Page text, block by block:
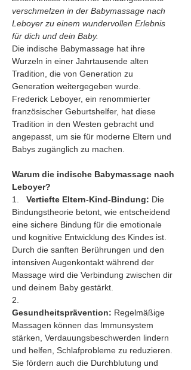
verschmelzen in der Babymassage nach
Leboyer zu einem wundervollen Erlebnis
für dich und dein Baby.
Die indische Babymassage hat ihre
Wurzeln in einer Jahrtausende alten
Tradition, die von Generation zu
Generation weitergegeben wurde.
Frederick Leboyer, ein renommierter
französischer Geburtshelfer, hat diese
Tradition in den Westen gebracht und
angepasst, um sie für moderne Eltern und
Babys zugänglich zu machen.
Warum die indische Babymassage nach
Leboyer?
1. Vertiefte Eltern-Kind-Bindung: Die
Bindungstheorie betont, wie entscheidend
eine sichere Bindung für die emotionale
und kognitive Entwicklung des Kindes ist.
Durch die sanften Berührungen und den
intensiven Augenkontakt während der
Massage wird die Verbindung zwischen dir
und deinem Baby gestärkt.
2.
Gesundheitsprävention: Regelmäßige
Massagen können das Immunsystem
stärken, Verdauungsbeschwerden lindern
und helfen, Schlafprobleme zu reduzieren.
Sie fördern auch die Durchblutung und